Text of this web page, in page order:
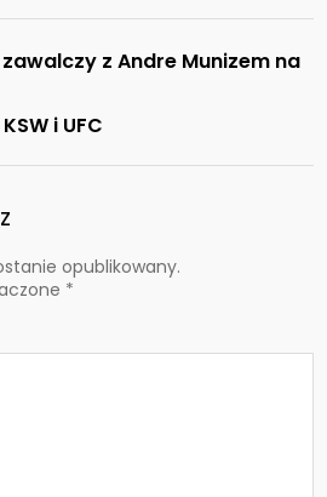
z Andre Munizem na
i UFC
opublikowany.
*